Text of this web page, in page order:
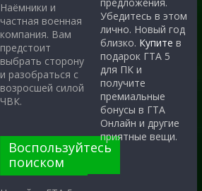
Наёмники и
частная военная
компания. Вам
предстоит
выбрать сторону
и разобраться с
возросшей силой
ЧВК.
Воспользуйтесь
поиском
Убедитесь в этом
лично. Новый год
близко. Купите в
подарок ГТА 5
для ПК и
получите
премиальные
бонусы в ГТА
Онлайн и другие
приятные вещи.